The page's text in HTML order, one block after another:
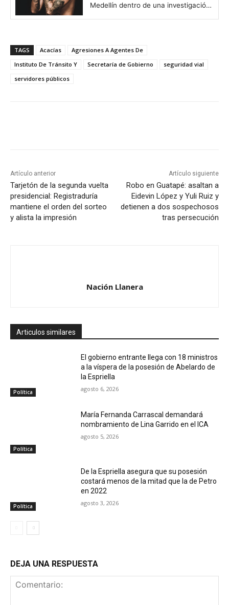
Medellín dentro de una investigación
TAGS Acacías
Agresiones A Agentes De
Instituto De Tránsito Y
Secretaría de Gobierno
seguridad vial
servidores públicos
Artículo anterior
Tarjetón de la segunda vuelta
presidencial: Registraduría
mantiene el orden del sorteo
y alista la impresión
Artículo siguiente
Robo en Guatapé: asaltan a
Eidevin López y Yuli Ruiz y
detienen a dos sospechosos
tras persecución
Nación Llanera
Articulos similares
Política
El gobierno entrante llega con 18 ministros
a la víspera de la posesión de Abelardo de
la Espriella
agosto 6, 2026
Política
María Fernanda Carrascal demandará
nombramiento de Lina Garrido en el ICA
agosto 5, 2026
Política
De la Espriella asegura que su posesión
costará menos de la mitad que la de Petro
en 2022
agosto 3, 2026
DEJA UNA RESPUESTA